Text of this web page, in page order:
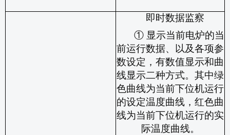
即时数据监察
① 显示当前电炉的当
前运行数据、以及各项参
数设定，有数值显示和曲
线显示二种方式。其中绿
色曲线为当前下位机运行
的设定温度曲线，红色曲
线为当前下位机运行的实
际温度曲线。